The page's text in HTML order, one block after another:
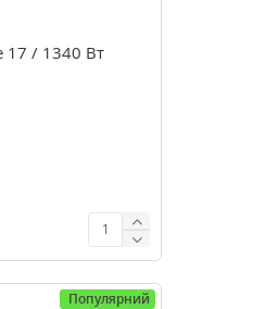
17 / 1340 Вт
Популярний